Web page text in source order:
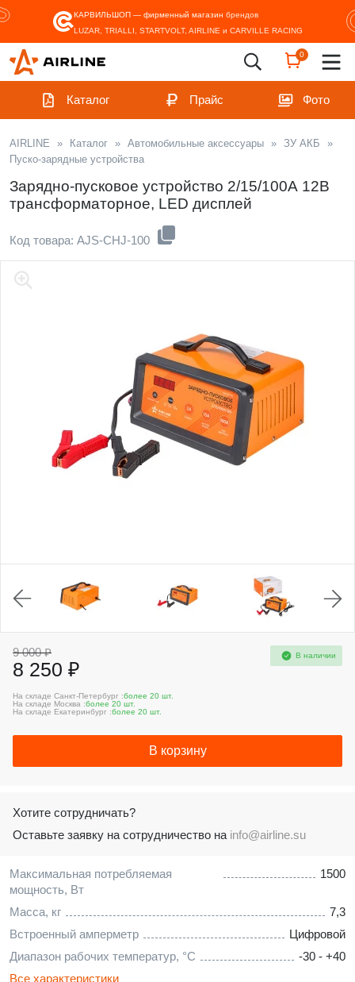
КАРВИЛЬШОП — фирменный магазин брендов
LUZAR, TRIALLI, STARTVOLT, AIRLINE и CARVILLE RACING
0
Каталог Прайс Фото
AIRLINE » Каталог » Автомобильные аксессуары » ЗУ АКБ
»
Пуско-зарядные устройства
Зарядно-пусковое устройство 2/15/100А 12В
трансформаторное, LED дисплей
Код товара: AJS-CHJ-100
Максимальная потребляемая
мощность, Вт
1500
Масса, кг
7,3
Встроенный амперметр
Цифровой
Диапазон рабочих температур, °C
-30 - +40
Все характеристики
9 000 ₽
8 250 ₽
В наличии
На складе Санкт-Петербург :более 20 шт.
На складе Москва :более 20 шт.
На складе Екатеринбург :более 20 шт.
В корзину
Хотите сотрудничать?
Оставьте заявку на сотрудничество на info@airline.su